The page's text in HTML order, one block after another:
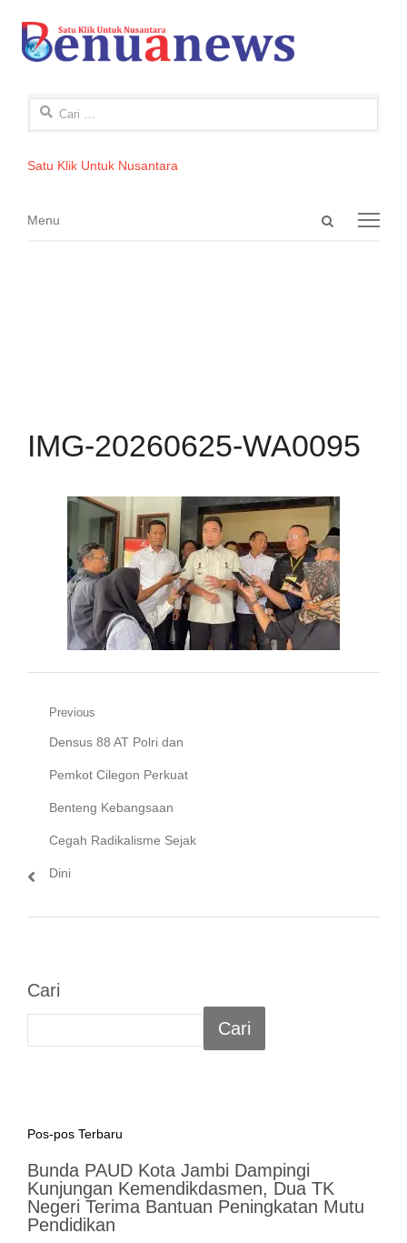
Cari
Satu Klik Untuk Nusantara
Open
Menu
Menu
IMG-20260625-WA0095
Navigasi
pos
Previous
Previous
post:
Densus 88 AT Polri dan
Pemkot Cilegon Perkuat
Benteng Kebangsaan
Cegah Radikalisme Sejak
Dini
Cari
Cari
Pos-pos Terbaru
Bunda PAUD Kota Jambi Dampingi
Kunjungan Kemendikdasmen, Dua TK
Negeri Terima Bantuan Peningkatan Mutu
Pendidikan